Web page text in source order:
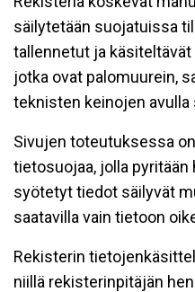
säilytetään suojatuissa
tallennetut ja
jotka ovat palomuurein,
teknisten keinojen avulla
Sivujen toteutuksessa
tietosuojaa, jolla
syötetyt tiedot säilyvät
saatavilla vain tietoon
Rekisterin
niillä rekisterinpitäjän